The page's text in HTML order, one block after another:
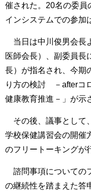
催された。20名の委員
インシステムでの参加
当日は中川俊男会長
医師会長）、副委員長
長）が指名され、今期
り方の検討 －afterコ
健康教育推進－」が示
その後、議事として
学校保健講習会の開催
のフリートーキングが
諮問事項についての
の継続性を踏まえた答